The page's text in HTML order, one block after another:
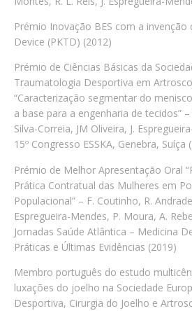
Prémio Inovação BES com a
Device (PKTD) (2012)
Prémio de Ciências Básicas da
Traumatologia Desportiva em
“Caracterização segmentar do
a base para a engenharia de tecidos” –
Silva-Correia, JM Oliveira, J.
15º Congresso ESSKA, Genebra, Suíça
Prémio de Melhor Apresentação Oral
Prática Contratual das Mulheres em
Populacional” – F. Coutinho, R.
Espregueira-Mendes, P. Moura, A.
Jornadas Saúde Atlântica – Medicina
Práticas e Últimas Evidências (2019)
Membro português do estudo
luxações do joelho na Sociedade
Desportiva, Cirurgia do Joelho e